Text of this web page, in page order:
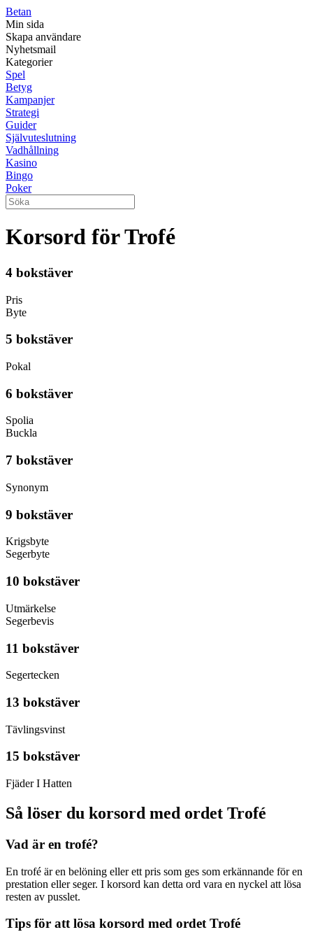
Betan
Min sida
Skapa användare
Nyhetsmail
Kategorier
Spel
Betyg
Kampanjer
Strategi
Guider
Självuteslutning
Vadhållning
Kasino
Bingo
Poker
Korsord för Trofé
4 bokstäver
Pris
Byte
5 bokstäver
Pokal
6 bokstäver
Spolia
Buckla
7 bokstäver
Synonym
9 bokstäver
Krigsbyte
Segerbyte
10 bokstäver
Utmärkelse
Segerbevis
11 bokstäver
Segertecken
13 bokstäver
Tävlingsvinst
15 bokstäver
Fjäder I Hatten
Så löser du korsord med ordet Trofé
Vad är en trofé?
En trofé är en belöning eller ett pris som ges som erkännande för en
prestation eller seger. I korsord kan detta ord vara en nyckel att lösa
resten av pusslet.
Tips för att lösa korsord med ordet Trofé